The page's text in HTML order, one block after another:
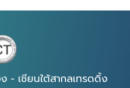
- เชียนใต้สากลเทรดดิ้ง